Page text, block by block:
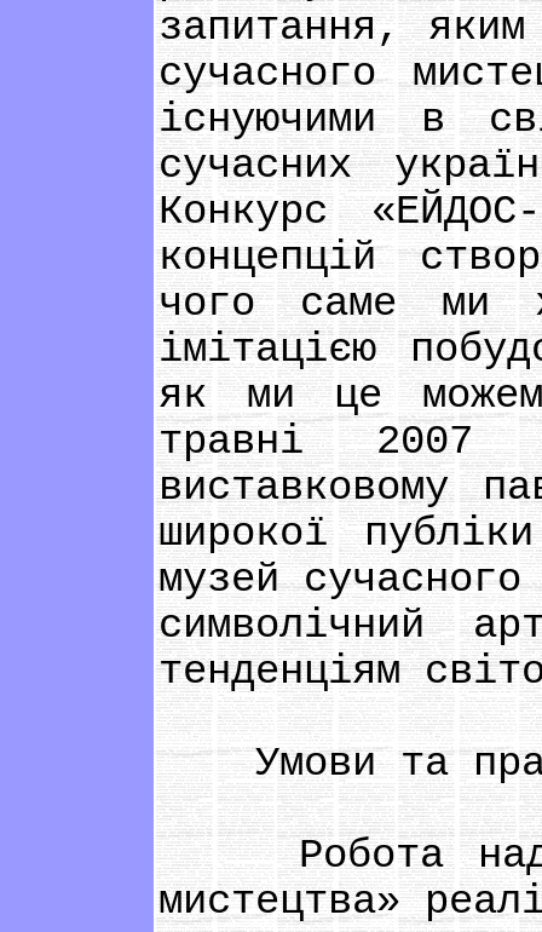
запитання,
сучасного
існуючими в
сучасних
Конкурс
концепцій
чого саме ми
імітацією
як ми це
травні 2007
виставковому
широкої
музей
символічний
тенденціям
Умови та
Робота над
мистецтва»